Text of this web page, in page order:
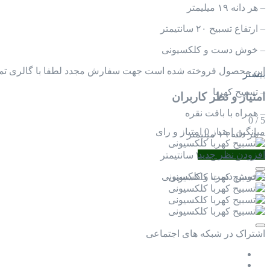
– هر دانه ۱۹ میلیمتر
– ارتفاع تسبیح ۲۰ سانتیمتر
– خوش دست و کلکسیونی
این محصول فروخته شده است جهت سفارش مجدد لطفا با گالری
– تسبیح کهربا
– همراه با بافت نقره
– هر دانه ۱۹ میلیمتر
– ارتفاع تسبیح ۲۰ سانتیمتر
– خوش دست و کلکسیونی
بیشتر
امتیاز و نظر کاربران
5
/
0
میانگین امتیاز 0 امتیاز و رای
افزودن نظر جدید
اشتراک در شبکه های اجتماعی